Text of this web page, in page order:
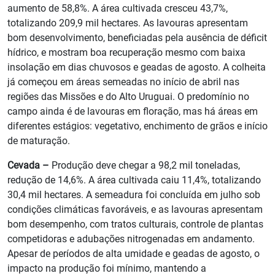
aumento de 58,8%. A área cultivada cresceu 43,7%,
totalizando 209,9 mil hectares. As lavouras apresentam
bom desenvolvimento, beneficiadas pela ausência de déficit
hídrico, e mostram boa recuperação mesmo com baixa
insolação em dias chuvosos e geadas de agosto. A colheita
já começou em áreas semeadas no início de abril nas
regiões das Missões e do Alto Uruguai. O predomínio no
campo ainda é de lavouras em floração, mas há áreas em
diferentes estágios: vegetativo, enchimento de grãos e início
de maturação.
Cevada – Produção deve chegar a 98,2 mil toneladas,
redução de 14,6%. A área cultivada caiu 11,4%, totalizando
30,4 mil hectares. A semeadura foi concluída em julho sob
condições climáticas favoráveis, e as lavouras apresentam
bom desempenho, com tratos culturais, controle de plantas
competidoras e adubações nitrogenadas em andamento.
Apesar de períodos de alta umidade e geadas de agosto, o
impacto na produção foi mínimo, mantendo a